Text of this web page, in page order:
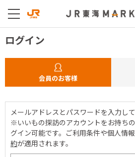
ログイン
会員のお客様
メールアドレスとパスワードを入力し
※いいもの探訪のアカウントをお持ち
グイン可能です。 ご利用条件や個人情
約が適用されます。